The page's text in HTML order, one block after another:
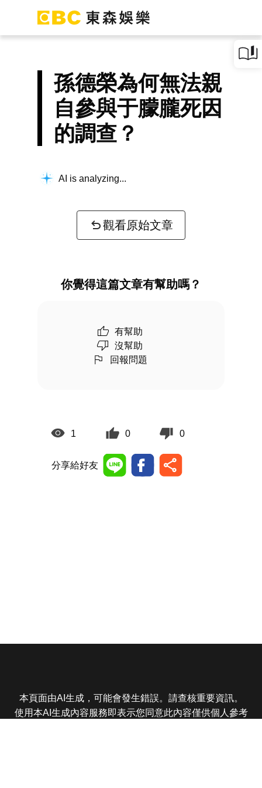
孫德榮為何無法親
自參與于朦朧死因
的調查？
AI is analyzing...
觀看原始文章
你覺得這篇文章有幫助嗎？
有幫助
沒幫助
回報問題
1 0 0
分享給好友
本頁面由AI生成，可能會發生錯誤。請查核重要資訊。
使用本AI生成內容服務即表示您同意此內容僅供個人參考